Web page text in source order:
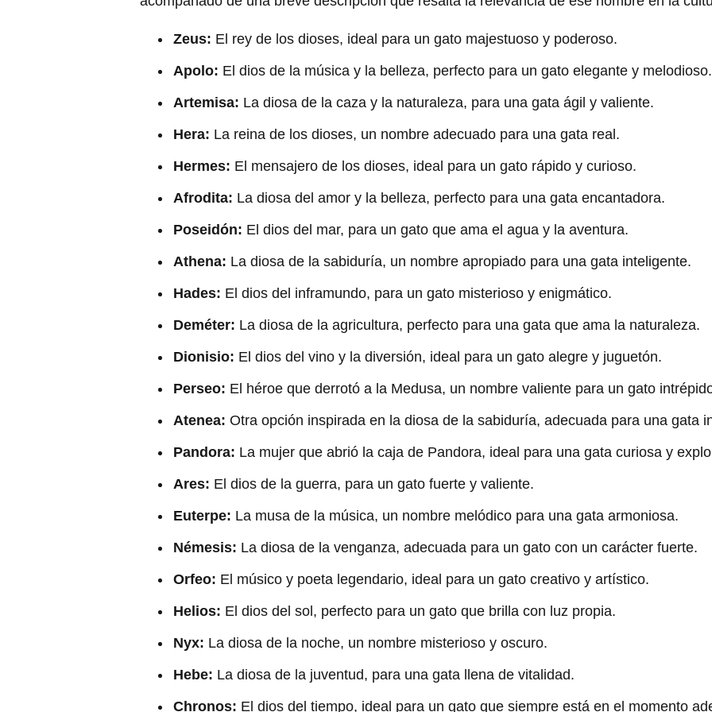
Zeus: El rey de los dioses, ideal para un gato majestuoso y poderoso.
Apolo: El dios de la música y la belleza, perfecto para un gato elegante y melodioso.
Artemisa: La diosa de la caza y la naturaleza, para una gata ágil y valiente.
Hera: La reina de los dioses, un nombre adecuado para una gata real.
Hermes: El mensajero de los dioses, ideal para un gato rápido y curioso.
Afrodita: La diosa del amor y la belleza, perfecto para una gata encantadora.
Poseidón: El dios del mar, para un gato que ama el agua y la aventura.
Athena: La diosa de la sabiduría, un nombre apropiado para una gata inteligente.
Hades: El dios del inframundo, para un gato misterioso y enigmático.
Deméter: La diosa de la agricultura, perfecto para una gata que ama la naturaleza.
Dionisio: El dios del vino y la diversión, ideal para un gato alegre y juguetón.
Perseo: El héroe que derrotó a la Medusa, un nombre valiente para un gato
Atenea: Otra opción inspirada en la diosa de la sabiduría, adecuada para una gata
Pandora: La mujer que abrió la caja de Pandora, ideal para una gata curiosa y
Ares: El dios de la guerra, para un gato fuerte y valiente.
Euterpe: La musa de la música, un nombre melódico para una gata armoniosa.
Némesis: La diosa de la venganza, adecuada para un gato con un carácter fuerte.
Orfeo: El músico y poeta legendario, ideal para un gato creativo y artístico.
Helios: El dios del sol, perfecto para un gato que brilla con luz propia.
Nyx: La diosa de la noche, un nombre misterioso y oscuro.
Hebe: La diosa de la juventud, para una gata llena de vitalidad.
Chronos: El dios del tiempo, ideal para un gato que siempre está en el momento